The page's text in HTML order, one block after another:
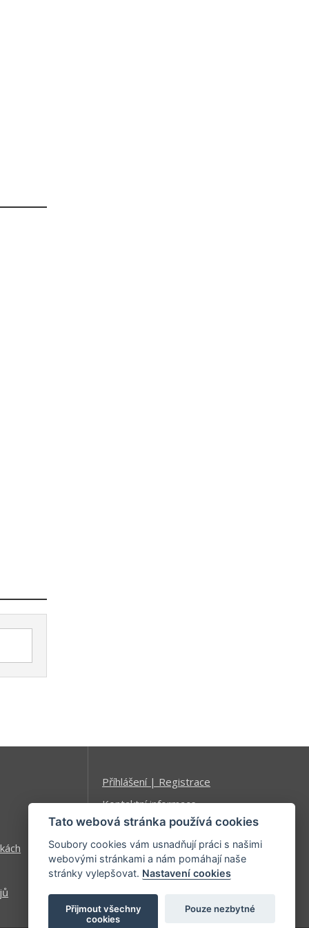
Příhlášení | Registrace
Kontaktní informace
Mapa stránek
Tato webová stránka používá cookies
Soubory cookies vám usnadňují práci s našimi
webovými stránkami a nám pomáhají naše
stránky vylepšovat. Nastavení cookies
Přijmout všechny
cookies
Pouze nezbytné